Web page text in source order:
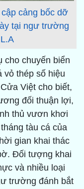
cảng bốc dỡ
tại ngư trường
cho chuyến biển
vỏ thép số hiệu
Việt cho biết,
đối thuận lợi,
thủ vươn khơi
tàu cá của
gian khai thác
Đối tượng khai
và nhiều loại
trường đánh bắt